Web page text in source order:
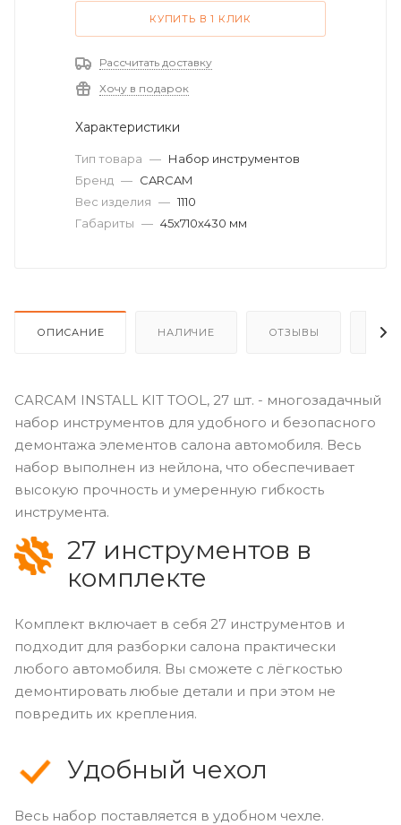
КУПИТЬ В 1 КЛИК
Рассчитать доставку
Хочу в подарок
Характеристики
Тип товара — Набор инструментов
Бренд — CARCAM
Вес изделия — 1110
Габариты — 45x710x430 мм
ОПИСАНИЕ НАЛИЧИЕ ОТЗЫВЫ
CARCAM INSTALL KIT TOOL, 27 шт. - многозадачный
набор инструментов для удобного и безопасного
демонтажа элементов салона автомобиля. Весь
набор выполнен из нейлона, что обеспечивает
высокую прочность и умеренную гибкость
инструмента.
27 инструментов в
комплекте
Комплект включает в себя 27 инструментов и
подходит для разборки салона практически
любого автомобиля. Вы сможете с лёгкостью
демонтировать любые детали и при этом не
повредить их крепления.
Удобный чехол
Весь набор поставляется в удобном чехле.